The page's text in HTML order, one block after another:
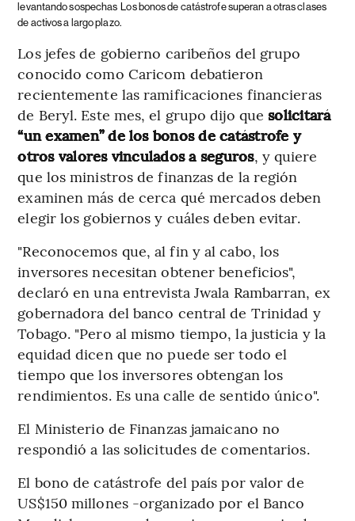
levantando sospechas Los bonos de catástrofe superan a otras clases
de activos a largo plazo.
Los jefes de gobierno caribeños del grupo
conocido como Caricom debatieron
recientemente las ramificaciones financieras
de Beryl. Este mes, el grupo dijo quesolicitará
“un examen” de los bonos de catástrofe y
otros valores vinculados a seguros, y quiere
que los ministros de finanzas de la región
examinen más de cerca qué mercados deben
elegir los gobiernos y cuáles deben evitar.
"Reconocemos que, al fin y al cabo, los
inversores necesitan obtener beneficios",
declaró en una entrevista Jwala Rambarran, ex
gobernadora del banco central de Trinidad y
Tobago. "Pero al mismo tiempo, la justicia y la
equidad dicen que no puede ser todo el
tiempo que los inversores obtengan los
rendimientos. Es una calle de sentido único".
El Ministerio de Finanzas jamaicano no
respondió a las solicitudes de comentarios.
El bono de catástrofe del país por valor de
US$150 millones -organizado por el Banco